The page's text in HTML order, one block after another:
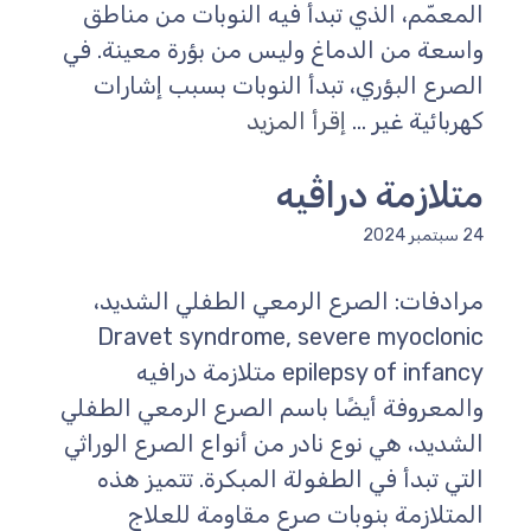
المعمّم، الذي تبدأ فيه النوبات من مناطق
واسعة من الدماغ وليس من بؤرة معينة. في
الصرع البؤري، تبدأ النوبات بسبب إشارات
كهربائية غير ... إقرأ المزيد
متلازمة دراڤيه
24 سبتمبر 2024
مرادفات: الصرع الرمعي الطفلي الشديد،
Dravet syndrome, severe myoclonic
epilepsy of infancy متلازمة درافيه
والمعروفة أيضًا باسم الصرع الرمعي الطفلي
الشديد، هي نوع نادر من أنواع الصرع الوراثي
التي تبدأ في الطفولة المبكرة. تتميز هذه
المتلازمة بنوبات صرع مقاومة للعلاج